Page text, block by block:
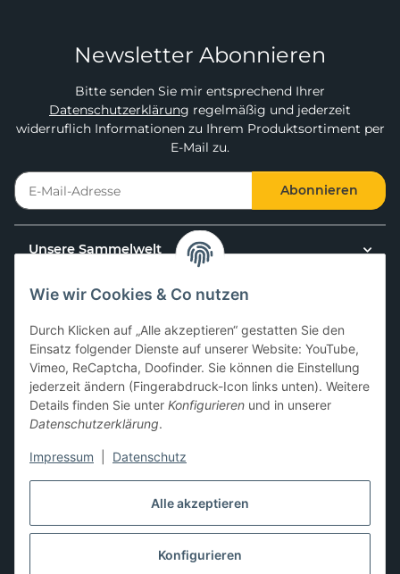
Alle akzeptieren
Konfigurieren
Wie wir Cookies & Co nutzen
Durch Klicken auf „Alle akzeptieren“ gestatten Sie den
Einsatz folgender Dienste auf unserer Website: YouTube,
Vimeo, ReCaptcha, Doofinder. Sie können die Einstellung
jederzeit ändern (Fingerabdruck-Icon links unten). Weitere
Details finden Sie unter Konfigurieren und in unserer
Datenschutzerklärung.
Impressum Datenschutz
Newsletter Abonnieren
Bitte senden Sie mir entsprechend Ihrer
Datenschutzerklärung regelmäßig und jederzeit
widerruflich Informationen zu Ihrem Produktsortiment per
E-Mail zu.
Abonnieren
Unsere Sammelwelt
Kundenservice
News & Aktionen
Gesetzliche Informationen
Hier kannst du uns folgen: